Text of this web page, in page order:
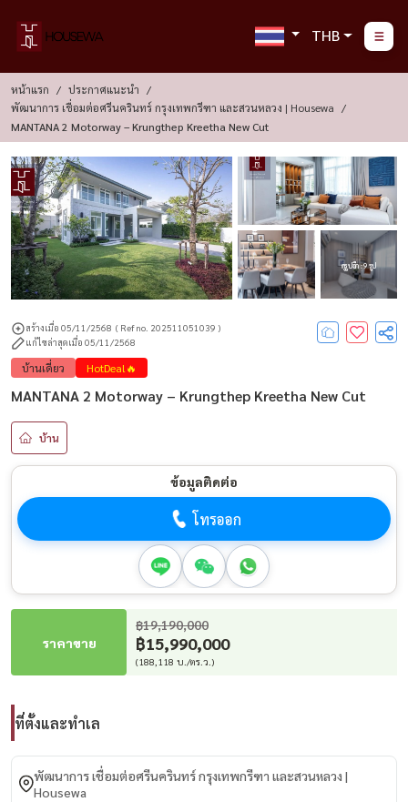
THB
หน้าแรก
ประกาศแนะนำ
พัฒนาการ เชื่อมต่อศรีนครินทร์ กรุงเทพกรีฑา และสวนหลวง | Housewa
MANTANA 2 Motorway – Krungthep Kreetha New Cut
ดูรูปอีก : 9 รูป
สร้างเมื่อ 05/11/2568 ( Ref no. 202511051039 )
แก้ไขล่าสุดเมื่อ 05/11/2568
บ้านเดี่ยว HotDeal🔥
MANTANA 2 Motorway – Krungthep Kreetha New Cut
บ้าน
ข้อมูลติดต่อ
โทรออก
ราคาขาย
฿19,190,000
฿15,990,000
(188,118 บ./ตร.ว.)
ที่ตั้งและทำเล
พัฒนาการ เชื่อมต่อศรีนครินทร์ กรุงเทพกรีฑา และสวนหลวง |
Housewa